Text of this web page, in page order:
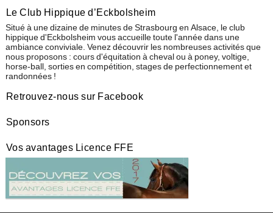
Le Club Hippique d’Eckbolsheim
Situé à une dizaine de minutes de Strasbourg en Alsace, le club
hippique d'Eckbolsheim vous accueille toute l'année dans une
ambiance conviviale. Venez découvrir les nombreuses activités que
nous proposons : cours d'équitation à cheval ou à poney, voltige,
horse-ball, sorties en compétition, stages de perfectionnement et
randonnées !
Retrouvez-nous sur Facebook
Sponsors
Vos avantages Licence FFE